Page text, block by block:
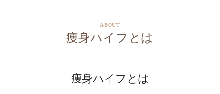
ABOUT
痩身ハイフとは
痩身ハイフとは